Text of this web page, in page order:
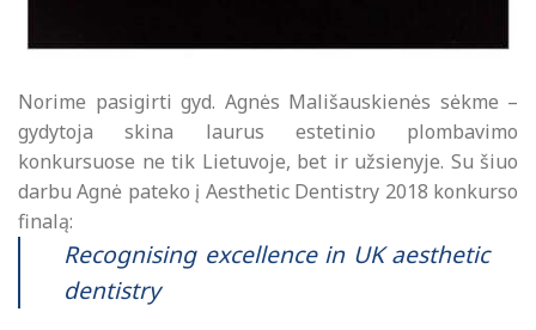
Norime pasigirti gyd. Agnės Mališauskienės sėkme –
gydytoja skina laurus estetinio plombavimo
konkursuose ne tik Lietuvoje, bet ir užsienyje. Su šiuo
darbu Agnė pateko į Aesthetic Dentistry 2018 konkurso
finalą:
Recognising excellence in UK aesthetic
dentistry